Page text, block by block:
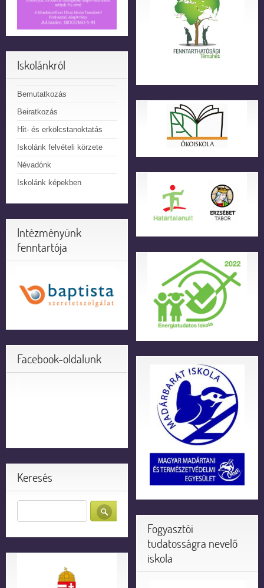
Iskolánkról
Bemutatkozás
Beiratkozás
Hit- és erkölcstanoktatás
Iskolánk felvételi körzete
Névadónk
Iskolánk képekben
Intézményünk
fenntartója
Facebook-oldalunk
Keresés
Fogyasztói
tudatosságra nevelő
iskola